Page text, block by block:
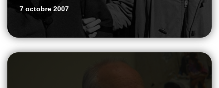
7 octobre 2007